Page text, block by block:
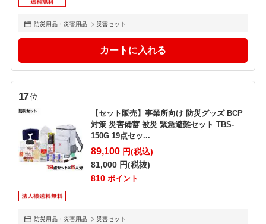
防災用品・災害用品 災害セット
17位
【セット販売】事業所向け 防災グッズ BCP
対策 災害備蓄 被災 緊急避難セット TBS-
150G 19点セッ...
89,100円(税込)
81,000円(税抜)
810 ポイント
防災用品・災害用品 災害セット